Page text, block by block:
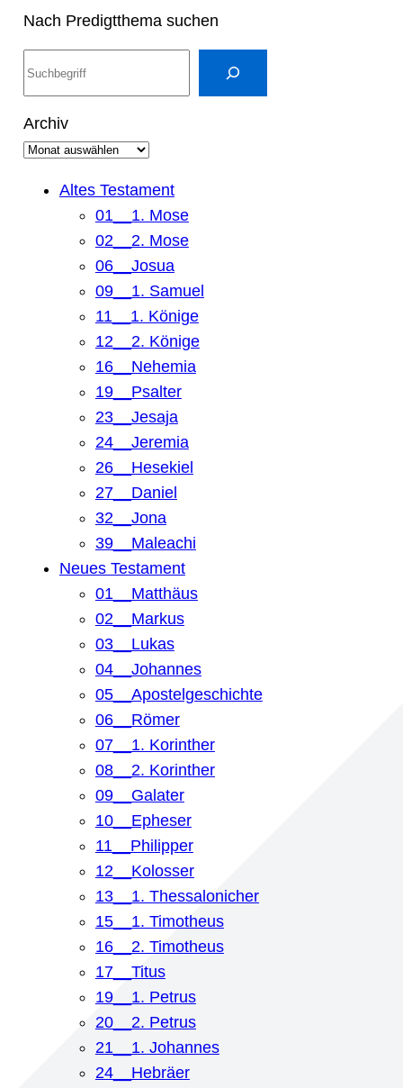
Nach Predigtthema suchen
h
e
Archiv
Altes Testament
01__1. Mose
02__2. Mose
06__Josua
09__1. Samuel
11__1. Könige
12__2. Könige
16__Nehemia
19__Psalter
23__Jesaja
24__Jeremia
26__Hesekiel
27__Daniel
32__Jona
39__Maleachi
Neues Testament
01__Matthäus
02__Markus
03__Lukas
04__Johannes
05__Apostelgeschichte
06__Römer
07__1. Korinther
08__2. Korinther
09__Galater
10__Epheser
11__Philipper
12__Kolosser
13__1. Thessalonicher
15__1. Timotheus
16__2. Timotheus
17__Titus
19__1. Petrus
20__2. Petrus
21__1. Johannes
24__Hebräer